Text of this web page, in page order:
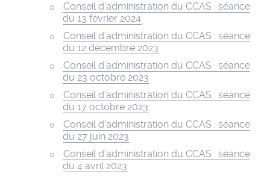
Conseil d’administration du CCAS : séance
du 13 février 2024
Conseil d’administration du CCAS : séance
du 12 décembre 2023
Conseil d’administration du CCAS : séance
du 23 octobre 2023
Conseil d’administration du CCAS : séance
du 17 octobre 2023
Conseil d’administration du CCAS : séance
du 27 juin 2023
Conseil d’administration du CCAS : séance
du 4 avril 2023